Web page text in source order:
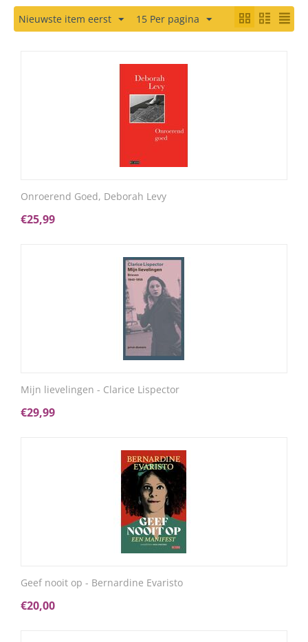
Nieuwste item eerst 15 Per pagina
Onroerend Goed, Deborah Levy
€25,99
Mijn lievelingen - Clarice Lispector
€29,99
Geef nooit op - Bernardine Evaristo
€20,00